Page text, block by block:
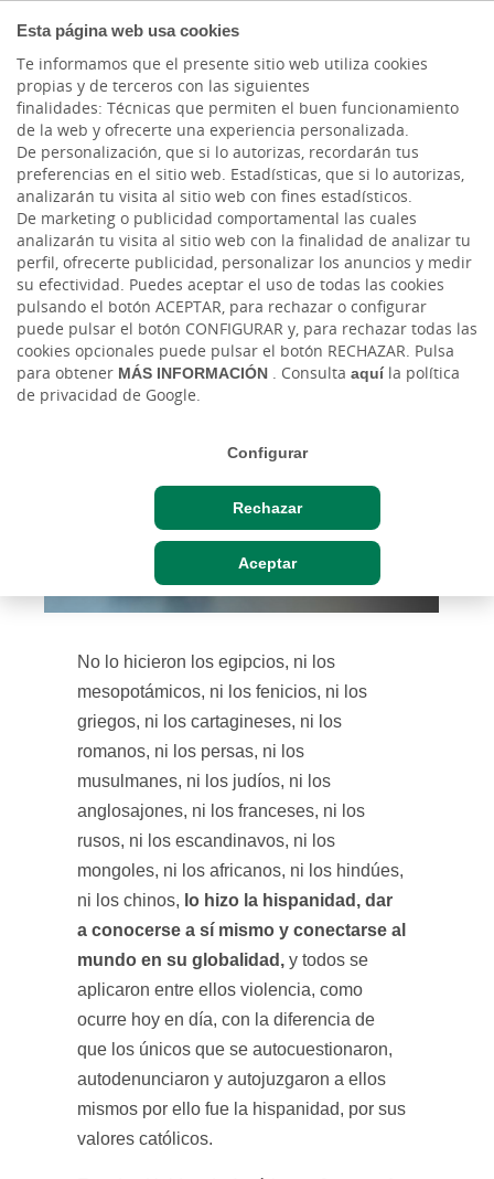
Esta página web usa cookies
Te informamos que el presente sitio web utiliza cookies
propias y de terceros con las siguientes
finalidades: Técnicas que permiten el buen funcionamiento
de la web y ofrecerte una experiencia personalizada.
De personalización, que si lo autorizas, recordarán tus
preferencias en el sitio web. Estadísticas, que si lo autorizas,
analizarán tu visita al sitio web con fines estadísticos.
De marketing o publicidad comportamental las cuales
analizarán tu visita al sitio web con la finalidad de analizar tu
perfil, ofrecerte publicidad, personalizar los anuncios y medir
su efectividad. Puedes aceptar el uso de todas las cookies
pulsando el botón ACEPTAR, para rechazar o configurar
puede pulsar el botón CONFIGURAR y, para rechazar todas las
cookies opcionales puede pulsar el botón RECHAZAR. Pulsa
para obtener MÁS INFORMACIÓN . Consulta aquíla política
de privacidad de Google.
Configurar
Rechazar
Aceptar
Actualidad
La hispanidad tiene una
oportunidad de oro
Vie, 19/09/2025 - 12:00
No lo hicieron los egipcios, ni los
mesopotámicos, ni los fenicios, ni los
griegos, ni los cartagineses, ni los
romanos, ni los persas, ni los
musulmanes, ni los judíos, ni los
anglosajones, ni los franceses, ni los
rusos, ni los escandinavos, ni los
mongoles, ni los africanos, ni los hindúes,
ni los chinos, lo hizo la hispanidad, dar
a conocerse a sí mismo y conectarse al
mundo en su globalidad, y todos se
aplicaron entre ellos violencia, como
ocurre hoy en día, con la diferencia de
que los únicos que se autocuestionaron,
autodenunciaron y autojuzgaron a ellos
mismos por ello fue la hispanidad, por sus
valores católicos.